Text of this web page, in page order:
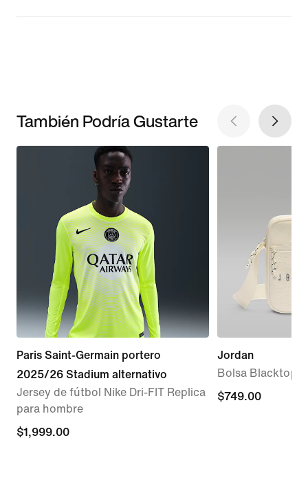
También Podría Gustarte
Paris Saint-Germain portero
2025/26 Stadium alternativo
Jersey de fútbol Nike Dri-FIT Replica
para hombre
$1,999.00
$1,999.00
Jordan
Bolsa Blacktop
$749.00
$749.00